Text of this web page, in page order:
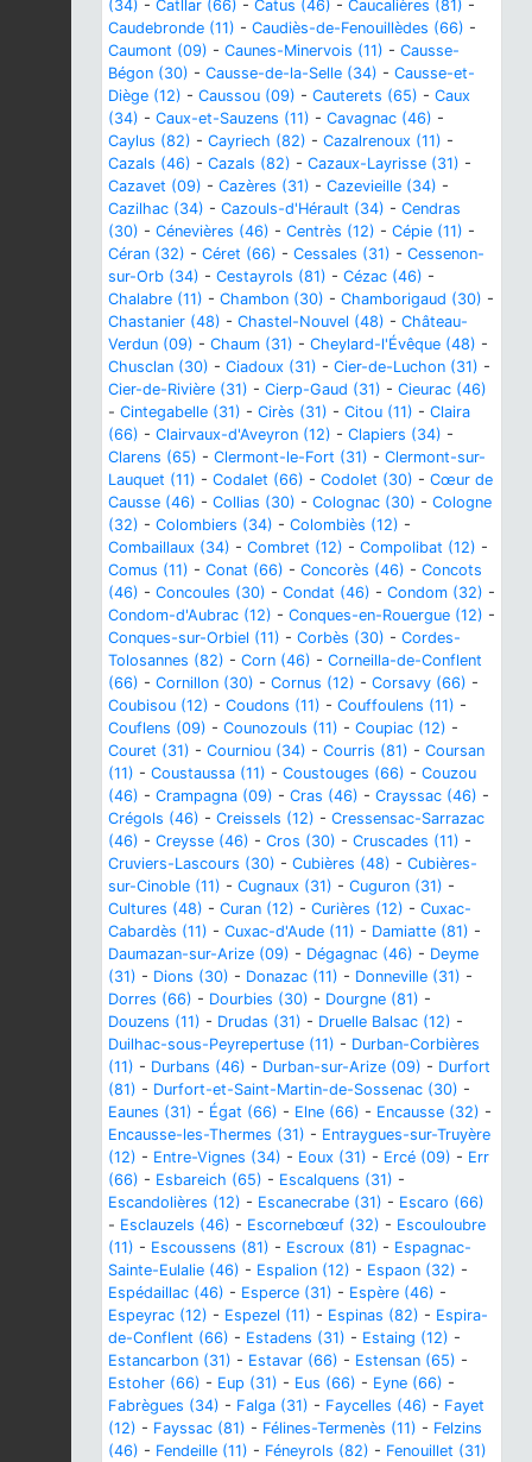
(34) - Catllar (66) - Catus (46) - Caucalières (81) -
Caudebronde (11) - Caudiès-de-Fenouillèdes (66) -
Caumont (09) - Caunes-Minervois (11) - Causse-
Bégon (30) - Causse-de-la-Selle (34) - Causse-et-
Diège (12) - Caussou (09) - Cauterets (65) - Caux
(34) - Caux-et-Sauzens (11) - Cavagnac (46) -
Caylus (82) - Cayriech (82) - Cazalrenoux (11) -
Cazals (46) - Cazals (82) - Cazaux-Layrisse (31) -
Cazavet (09) - Cazères (31) - Cazevieille (34) -
Cazilhac (34) - Cazouls-d'Hérault (34) - Cendras
(30) - Cénevières (46) - Centrès (12) - Cépie (11) -
Céran (32) - Céret (66) - Cessales (31) - Cessenon-
sur-Orb (34) - Cestayrols (81) - Cézac (46) -
Chalabre (11) - Chambon (30) - Chamborigaud (30) -
Chastanier (48) - Chastel-Nouvel (48) - Château-
Verdun (09) - Chaum (31) - Cheylard-l'Évêque (48) -
Chusclan (30) - Ciadoux (31) - Cier-de-Luchon (31) -
Cier-de-Rivière (31) - Cierp-Gaud (31) - Cieurac (46)
- Cintegabelle (31) - Cirès (31) - Citou (11) - Claira
(66) - Clairvaux-d'Aveyron (12) - Clapiers (34) -
Clarens (65) - Clermont-le-Fort (31) - Clermont-sur-
Lauquet (11) - Codalet (66) - Codolet (30) - Cœur de
Causse (46) - Collias (30) - Colognac (30) - Cologne
(32) - Colombiers (34) - Colombiès (12) -
Combaillaux (34) - Combret (12) - Compolibat (12) -
Comus (11) - Conat (66) - Concorès (46) - Concots
(46) - Concoules (30) - Condat (46) - Condom (32) -
Condom-d'Aubrac (12) - Conques-en-Rouergue (12) -
Conques-sur-Orbiel (11) - Corbès (30) - Cordes-
Tolosannes (82) - Corn (46) - Corneilla-de-Conflent
(66) - Cornillon (30) - Cornus (12) - Corsavy (66) -
Coubisou (12) - Coudons (11) - Couffoulens (11) -
Couflens (09) - Counozouls (11) - Coupiac (12) -
Couret (31) - Courniou (34) - Courris (81) - Coursan
(11) - Coustaussa (11) - Coustouges (66) - Couzou
(46) - Crampagna (09) - Cras (46) - Crayssac (46) -
Crégols (46) - Creissels (12) - Cressensac-Sarrazac
(46) - Creysse (46) - Cros (30) - Cruscades (11) -
Cruviers-Lascours (30) - Cubières (48) - Cubières-
sur-Cinoble (11) - Cugnaux (31) - Cuguron (31) -
Cultures (48) - Curan (12) - Curières (12) - Cuxac-
Cabardès (11) - Cuxac-d'Aude (11) - Damiatte (81) -
Daumazan-sur-Arize (09) - Dégagnac (46) - Deyme
(31) - Dions (30) - Donazac (11) - Donneville (31) -
Dorres (66) - Dourbies (30) - Dourgne (81) -
Douzens (11) - Drudas (31) - Druelle Balsac (12) -
Duilhac-sous-Peyrepertuse (11) - Durban-Corbières
(11) - Durbans (46) - Durban-sur-Arize (09) - Durfort
(81) - Durfort-et-Saint-Martin-de-Sossenac (30) -
Eaunes (31) - Égat (66) - Elne (66) - Encausse (32) -
Encausse-les-Thermes (31) - Entraygues-sur-Truyère
(12) - Entre-Vignes (34) - Eoux (31) - Ercé (09) - Err
(66) - Esbareich (65) - Escalquens (31) -
Escandolières (12) - Escanecrabe (31) - Escaro (66)
- Esclauzels (46) - Escornebœuf (32) - Escouloubre
(11) - Escoussens (81) - Escroux (81) - Espagnac-
Sainte-Eulalie (46) - Espalion (12) - Espaon (32) -
Espédaillac (46) - Esperce (31) - Espère (46) -
Espeyrac (12) - Espezel (11) - Espinas (82) - Espira-
de-Conflent (66) - Estadens (31) - Estaing (12) -
Estancarbon (31) - Estavar (66) - Estensan (65) -
Estoher (66) - Eup (31) - Eus (66) - Eyne (66) -
Fabrègues (34) - Falga (31) - Faycelles (46) - Fayet
(12) - Fayssac (81) - Félines-Termenès (11) - Felzins
(46) - Fendeille (11) - Féneyrols (82) - Fenouillet (31)